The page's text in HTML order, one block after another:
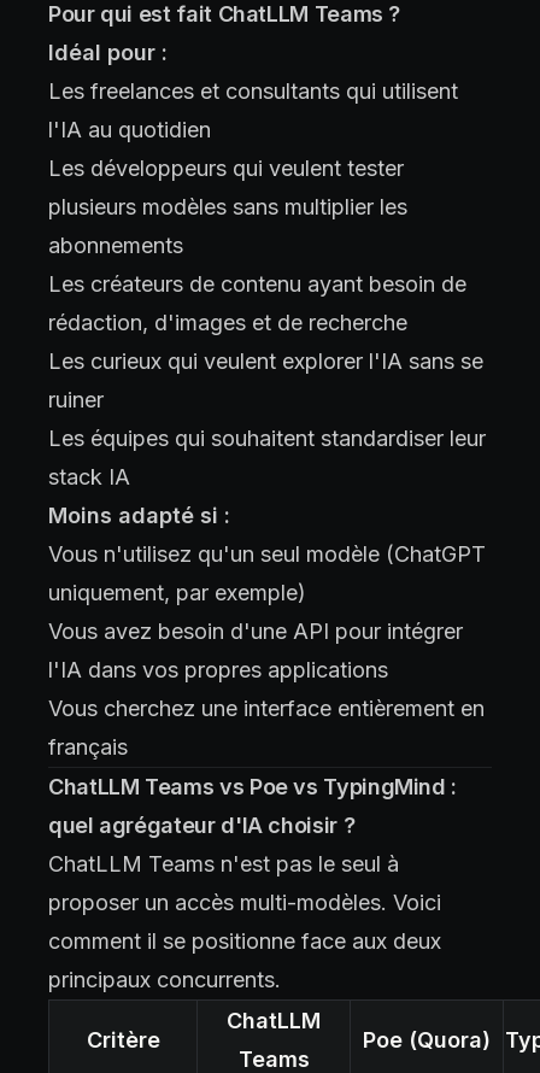
Pour qui est fait ChatLLM Teams ?
Idéal pour :
Les freelances et consultants qui utilisent
l'IA au quotidien
Les développeurs qui veulent tester
plusieurs modèles sans multiplier les
abonnements
Les créateurs de contenu ayant besoin de
rédaction, d'images et de recherche
Les curieux qui veulent explorer l'IA sans se
ruiner
Les équipes qui souhaitent standardiser leur
stack IA
Moins adapté si :
Vous n'utilisez qu'un seul modèle (ChatGPT
uniquement, par exemple)
Vous avez besoin d'une API pour intégrer
l'IA dans vos propres applications
Vous cherchez une interface entièrement en
français
ChatLLM Teams vs Poe vs TypingMind :
quel agrégateur d'IA choisir ?
ChatLLM Teams n'est pas le seul à
proposer un accès multi-modèles. Voici
comment il se positionne face aux deux
principaux concurrents.
Critère
ChatLLM
Teams
Poe (Quora)